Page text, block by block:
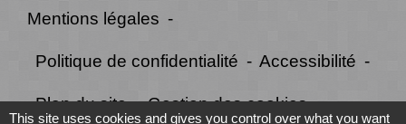
Mentions légales -
Politique de confidentialité - Accessibilité -
Plan du site - Gestion des cookies
This site uses cookies and gives you control over what you want